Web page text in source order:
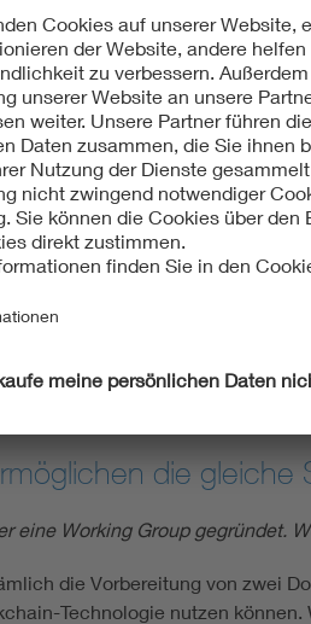
Mit unserem DKE
fassen wir die wichtigsten
berichten wir über aktuelle
informieren wir Sie bereits
Ich möchte den DKE
die
eine Working Group gegründet.
die Vorbereitung von zwei
Technologie nutzen